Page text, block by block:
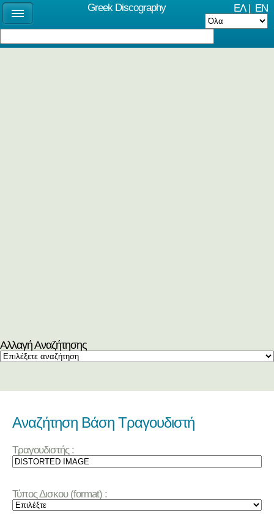
ΕΛ| EN
Αλλαγή Αναζήτησης
Αναζήτηση Βάση Τραγουδιστή
Τραγουδιστής :
Τύπος Δισκου (format) :
Greek Discography